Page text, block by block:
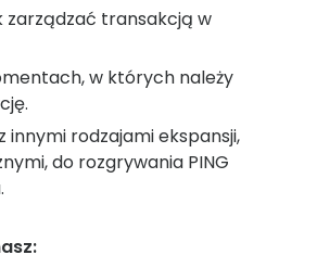
zarządzać transakcją w
w których należy
innymi rodzajami ekspansji,
do rozgrywania PING